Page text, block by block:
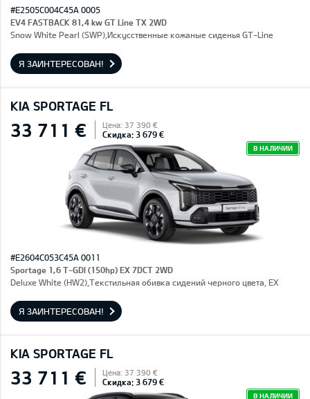
#E2505C004C45A 0005
EV4 FASTBACK 81,4 kw GT Line TX 2WD
Snow White Pearl (SWP),Искусственные кожаные сиденья GT-Line
Я ЗАИНТЕРЕСОВАН!
KIA SPORTAGE FL
33 711 € Цена: 37 390 €
Скидка: 3 679 €
В НАЛИЧИИ
#E2604C053C45A 0011
Sportage 1,6 T-GDI (150hp) EX 7DCT 2WD
Deluxe White (HW2),Текстильная обивка сидений черного цвета, EX
Я ЗАИНТЕРЕСОВАН!
KIA SPORTAGE FL
33 711 € Цена: 37 390 €
Скидка: 3 679 €
В НАЛИЧИИ